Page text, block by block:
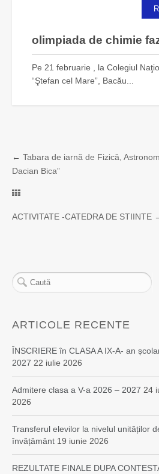
olimpiada de chimie
Pe 21 februarie , la Colegiul
“Ştefan cel Mare”, Bacău...
← Tabara de iarnă de Fizică,
Dacian Bica”
ACTIVITATE -CATEDRA DE STIINTE
ARTICOLE RECENTE
ÎNSCRIERE în CLASA A IX-A- an
2027 22 iulie 2026
Admitere clasa a V-a 2026 – 2027 24
2026
Transferul elevilor la nivelul unităților
învățământ 19 iunie 2026
REZULTATE FINALE DUPA